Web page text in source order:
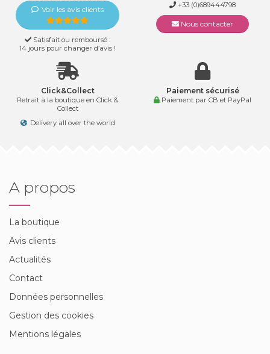
Voir les avis clients
Satisfait ou remboursé :
14 jours pour changer d’avis !
+33 (0)689444798
Nous contacter
Click&Collect
Retrait à la boutique en Click &
Collect
Delivery all over the world
Paiement sécurisé
Paiement par CB et PayPal
A propos
La boutique
Avis clients
Actualités
Contact
Données personnelles
Gestion des cookies
Mentions légales